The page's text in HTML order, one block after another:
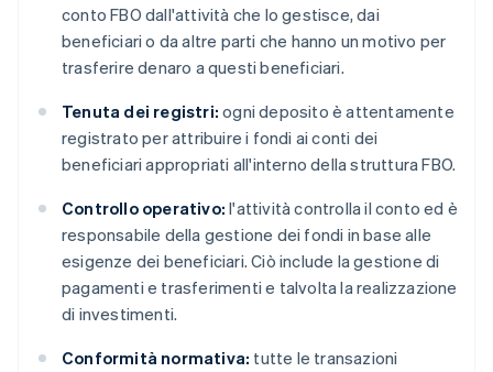
conto FBO dall'attività che lo gestisce, dai
beneficiari o da altre parti che hanno un motivo per
trasferire denaro a questi beneficiari.
Tenuta dei registri: ogni deposito è attentamente
registrato per attribuire i fondi ai conti dei
beneficiari appropriati all'interno della struttura FBO.
Controllo operativo: l'attività controlla il conto ed è
responsabile della gestione dei fondi in base alle
esigenze dei beneficiari. Ciò include la gestione di
pagamenti e trasferimenti e talvolta la realizzazione
di investimenti.
Conformità normativa: tutte le transazioni